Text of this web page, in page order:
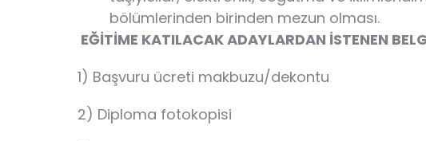
bölümlerinden birinden mezun olması.
EĞİTİME KATILACAK ADAYLARDAN İSTENEN
1) Başvuru ücreti makbuzu/dekontu
2) Diploma fotokopisi